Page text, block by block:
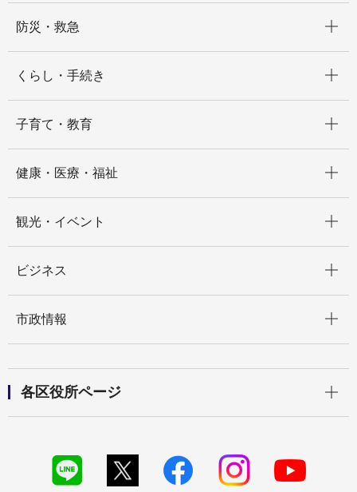
防災・救急
くらし・手続き
子育て・教育
健康・医療・福祉
観光・イベント
ビジネス
市政情報
各区役所ページ